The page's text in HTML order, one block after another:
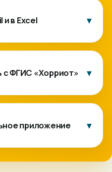
в Excel ▾
ФГИС «Хорриот» ▾
приложение ▾
сохраняет каждый